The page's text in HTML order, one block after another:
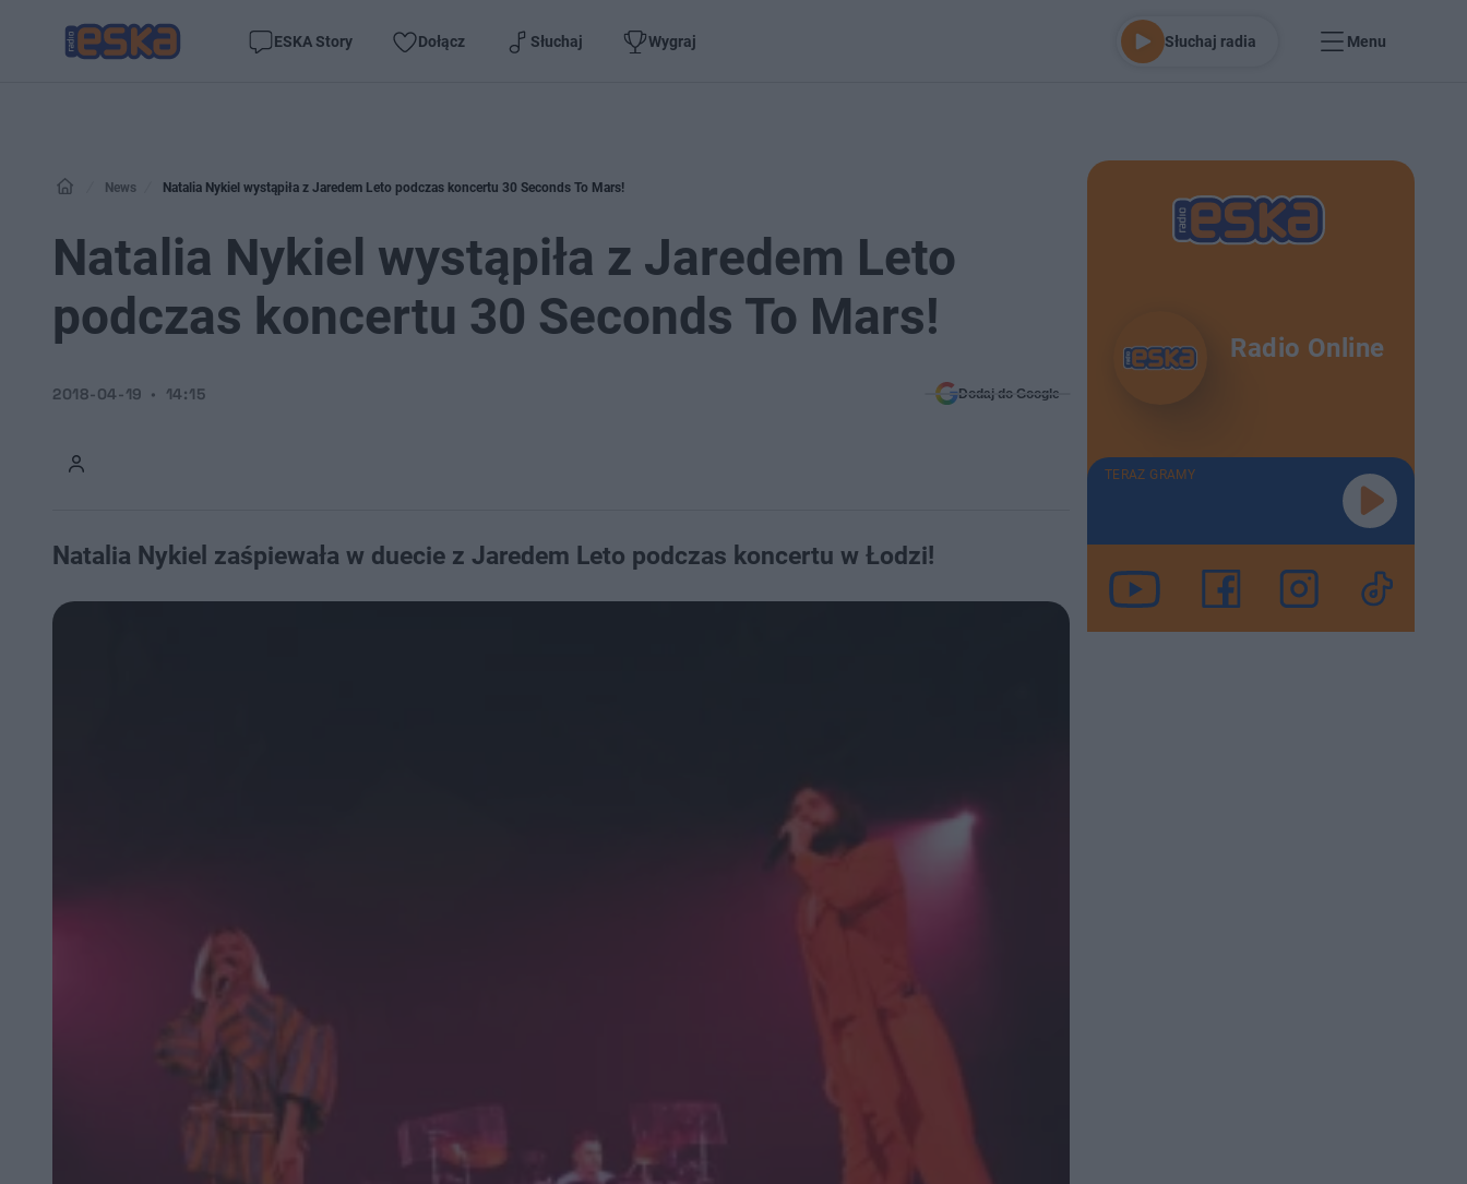
ESKA Story Dołącz Słuchaj Wygraj Słuchaj radia Menu
News Natalia Nykiel wystąpiła z Jaredem Leto podczas koncertu 30 Seconds To Mars!
Natalia Nykiel wystąpiła z Jaredem Leto
podczas koncertu 30 Seconds To Mars!
2018-04-19 14:15 Dodaj do Google
Natalia Nykiel zaśpiewała w duecie z Jaredem Leto podczas koncertu w Łodzi!
Radio Online
TERAZ GRAMY